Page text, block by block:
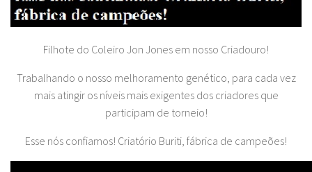
Filhote do Coleiro Jon Jones em nosso Criadouro!
Trabalhando o nosso melhoramento genético, para cada vez
mais atingir os níveis mais exigentes dos criadores que
participam de torneio!
Esse nós confiamos! Criatório Buriti, fábrica de campeões!